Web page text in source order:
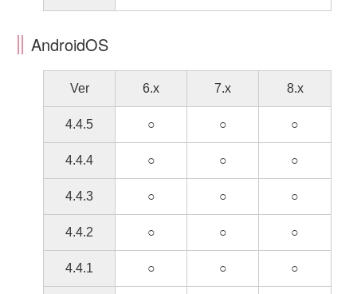
AndroidOS
Ver 6.x 7.x 8.x
4.4.5 ○ ○ ○
4.4.4 ○ ○ ○
4.4.3 ○ ○ ○
4.4.2 ○ ○ ○
4.4.1 ○ ○ ○